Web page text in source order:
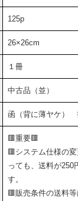
125p
26×26cm
１冊
中古品（並）
函（背に薄ヤケ）
🟥重要🟥
🟥システム仕様の
っても、送料が250
す。
🟥販売条件の送料